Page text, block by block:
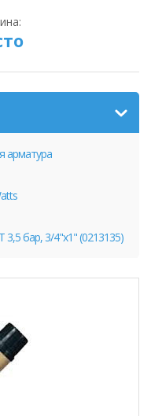
арматура
3,5 бар, 3/4"х1" (0213135)